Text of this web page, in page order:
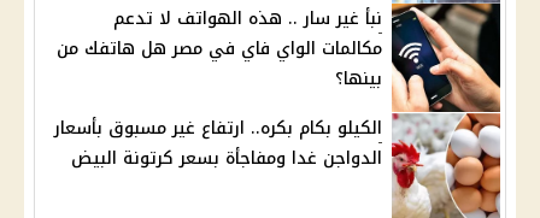
نبأ غير سار .. هذه الهواتف لا تدعم
مكالمات الواي فاي في مصر هل هاتفك من
بينها؟
الكيلو بكام بكره.. ارتفاع غير مسبوق بأسعار
الدواجن غدا ومفاجأة بسعر كرتونة البيض